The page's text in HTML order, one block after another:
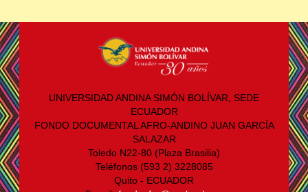
UNIVERSIDAD ANDINA SIMÓN BOLÍVAR, SEDE
ECUADOR
FONDO DOCUMENTAL AFRO-ANDINO JUAN GARCÍA
SALAZAR
Toledo N22-80 (Plaza Brasilia)
Teléfonos (593 2) 3228085
Quito - ECUADOR